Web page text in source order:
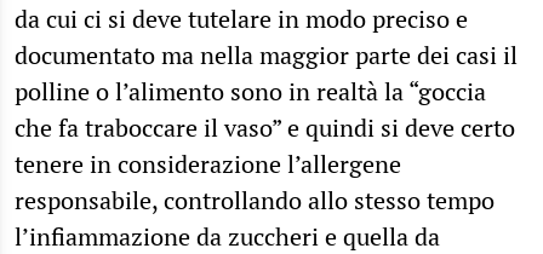
da cui ci si deve tutelare in modo preciso e
documentato ma nella maggior parte dei casi il
polline o l’alimento sono in realtà la “goccia
che fa traboccare il vaso” e quindi si deve certo
tenere in considerazione l’allergene
responsabile, controllando allo stesso tempo
l’infiammazione da zuccheri e quella da